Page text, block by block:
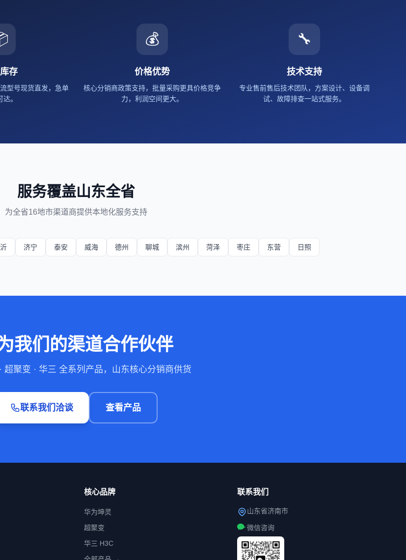
存
型号现货直发，急单
达。
💰
价格优势
核心分销商政策支持，批量采购更具价格竞争
力，利润空间更大。
🔧
技术支持
专业售前售后技术团队，方案设计、设备调
试、故障排查一站式服务。
服务覆盖山东全省
为全省16地市渠道商提供本地化服务支持
济宁 泰安 威海 德州 聊城 滨州 菏泽 枣庄 东营 日照
我们的渠道合作伙伴
超聚变 · 华三 全系列产品，山东核心分销商供货
联系我们洽谈 查看产品
核心品牌
华为坤灵
超聚变
华三 H3C
联系我们
山东省济南市
微信咨询